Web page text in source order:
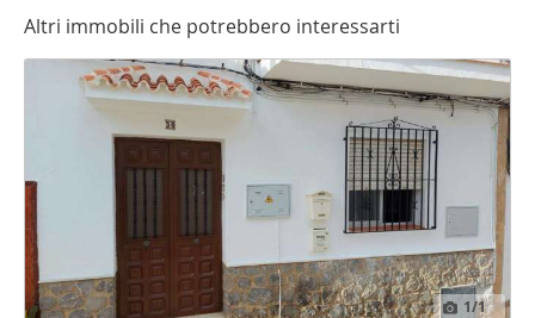
Altri immobili che potrebbero interessarti
1/1